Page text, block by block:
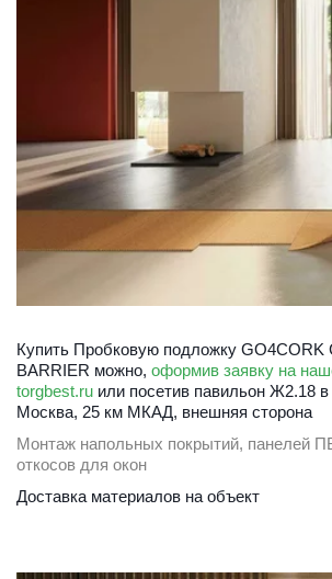
Купить Пробковую подложку GO4CORK
BARRIER можно, оформив заявку на
torgbest.ru или посетив павильон Ж2.18 в
Москва, 25 км МКАД, внешняя сторона
Монтаж напольных покрытий, панелей
откосов для окон
Доставка материалов на объект